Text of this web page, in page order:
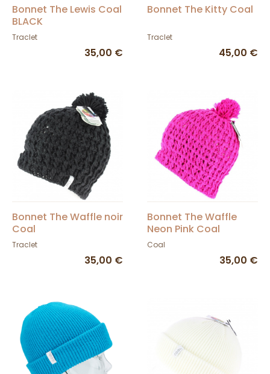
Bonnet The Lewis Coal
BLACK
Traclet
35,00 €
Bonnet The Kitty Coal
Traclet
45,00 €
Bonnet The Waffle noir
Coal
Traclet
35,00 €
Bonnet The Waffle
Neon Pink Coal
Coal
35,00 €